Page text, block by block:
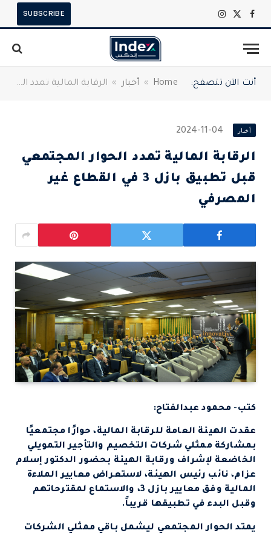
فيسبوك
X
الانستغرام
SUBSCRIBE
أنت الآن تتصفح: Home
» أخبار » الرقابة المالية تمدد الحوار المجتمعي قبل تطبيق بازل 3 في القطاع غير المصرفي
أخبار 2024-11-04
الرقابة المالية تمدد الحوار المجتمعي
قبل تطبيق بازل 3 في القطاع غير
المصرفي
كتب- محمود عبدالفتاح:
عقدت الهيئة العامة للرقابة المالية، حوارًا مجتمعيًا
بمشاركة ممثلي شركات التخصيم والتأجير التمويلي
الخاضعة لإشراف ورقابة الهيئة بحضور الدكتور إسلام
عزام، نائب رئيس الهيئة، لاستعراض معايير الملاءة
المالية وفق معايير بازل 3، والاستماع لمقترحاتهم
وقبل البدء في تطبيقها قريباً.
يمتد الحوار المجتمعي ليشمل باقي ممثلي الشركات